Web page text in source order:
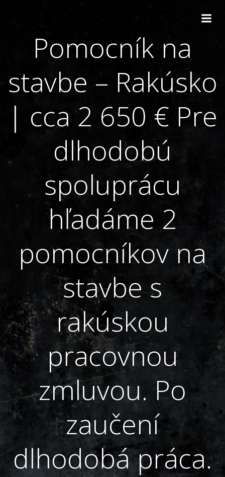
Pomocník na
stavbe – Rakúsko
| cca 2 650 € Pre
dlhodobú
spoluprácu
hľadáme 2
pomocníkov na
stavbe s
rakúskou
pracovnou
zmluvou. Po
zaučení
dlhodobá práca.